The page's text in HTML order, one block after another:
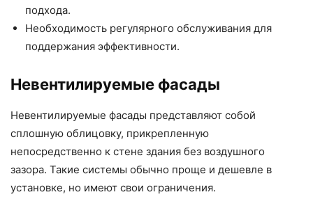
подхода.
Необходимость регулярного обслуживания для
поддержания эффективности.
Невентилируемые фасады
Невентилируемые фасады представляют собой
сплошную облицовку, прикрепленную
непосредственно к стене здания без воздушного
зазора. Такие системы обычно проще и дешевле в
установке, но имеют свои ограничения.